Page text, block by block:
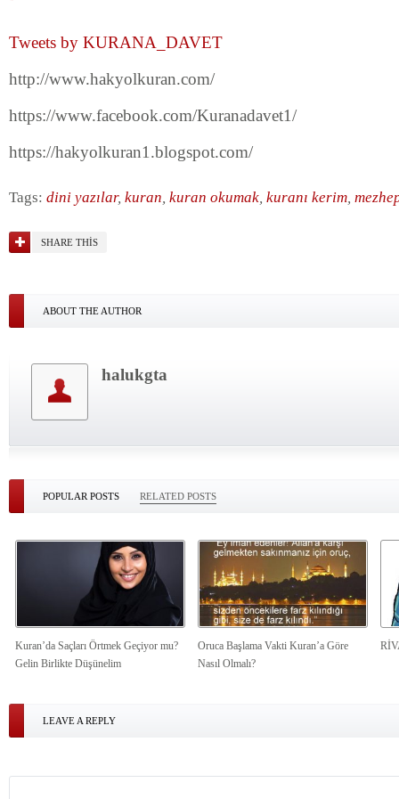
Tweets by KURANA_DAVET
http://www.hakyolkuran.com/
https://www.facebook.com/Kuranadavet1/
https://hakyolkuran1.blogspot.com/
Tags: dini yazılar, kuran, kuran okumak, kuranı kerim,
SHARE THIS
ABOUT THE AUTHOR
halukgta
POPULAR POSTS RELATED POSTS
Kuran’da Saçları Örtmek Geçiyor mu?
Gelin Birlikte Düşünelim
Oruca Başlama Vakti Kuran’a Göre
Nasıl Olmalı?
LEAVE A REPLY